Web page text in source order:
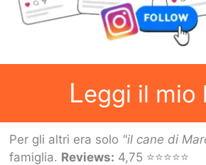
Leggi il mio
Per gli altri era solo "il cane di
famiglia. Reviews: 4,75 ⭐⭐⭐⭐⭐